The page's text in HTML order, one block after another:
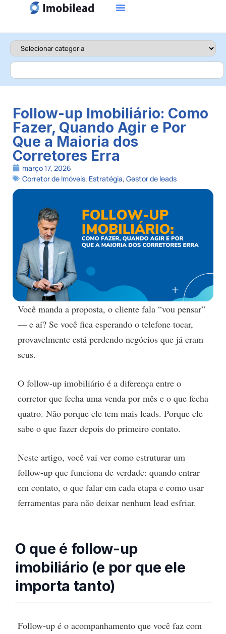
Follow-up Imobiliário: Como
Fazer, Quando Agir e Por
Que a Maioria dos
Corretores Erra
março 17, 2026
Corretor de Imóveis, Estratégia, Gestor de leads
Você manda a proposta, o cliente fala “vou pensar”
— e aí? Se você fica esperando o telefone tocar,
provavelmente está perdendo negócios que já eram
seus.
O follow-up imobiliário é a diferença entre o
corretor que fecha uma venda por mês e o que fecha
quatro. Não porque ele tem mais leads. Porque ele
sabe o que fazer depois do primeiro contato.
Neste artigo, você vai ver como estruturar um
follow-up que funciona de verdade: quando entrar
em contato, o que falar em cada etapa e como usar
ferramentas para não deixar nenhum lead esfriar.
O que é follow-up
imobiliário (e por que ele
importa tanto)
Follow-up é o acompanhamento que você faz com